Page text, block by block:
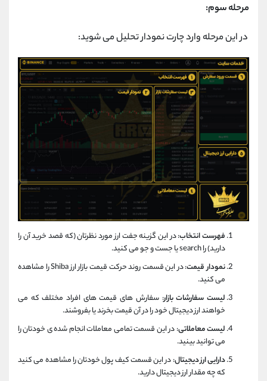
مرحله سوم:
در این مرحله وارد چارت نمودار تحلیل می شوید:
فهرست انتخاب: در این گزینه جفت ارز مورد نظرتان (که قصد خرید آن را
دارید) را search یا جست و جو می کنید.
نمودار قیمت
: در این قسمت روند حرکت قیمت بازار ارز Shiba را مشاهده
می کنید.
لیست سفارشات بازار: سفارش های قیمت های افراد مختلف که می
خواهند ارز دیجیتال خود را در آن قیمت بخرند یا بفروشند.
لیست معاملاتی: در این قسمت تمامی معاملات انجام شده ی خودتان را
می توانید بینید.
دارایی ارز دیجیتال: در این قسمت کیف پول خودتان را مشاهده می کنید
که چه مقدار ارز دیجیتال دارید.